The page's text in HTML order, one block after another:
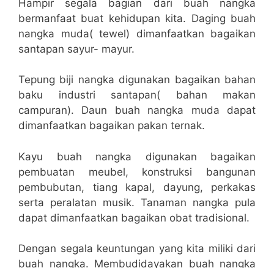
Hampir segala bagian dari buah nangka
bermanfaat buat kehidupan kita. Daging buah
nangka muda( tewel) dimanfaatkan bagaikan
santapan sayur- mayur.
Tepung biji nangka digunakan bagaikan bahan
baku industri santapan( bahan makan
campuran). Daun buah nangka muda dapat
dimanfaatkan bagaikan pakan ternak.
Kayu buah nangka digunakan bagaikan
pembuatan meubel, konstruksi bangunan
pembubutan, tiang kapal, dayung, perkakas
serta peralatan musik. Tanaman nangka pula
dapat dimanfaatkan bagaikan obat tradisional.
Dengan segala keuntungan yang kita miliki dari
buah nangka. Membudidayakan buah nangka